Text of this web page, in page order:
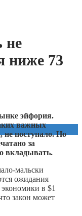
не
ниже 73
эйфория.
важных
не поступало. Но
за
вкладывать.
мальски
ожидания
в $1
закон может